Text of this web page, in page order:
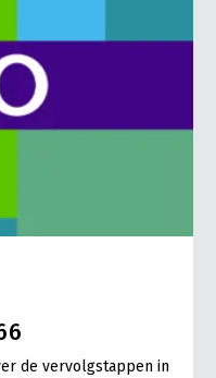
de vervolgstappen in